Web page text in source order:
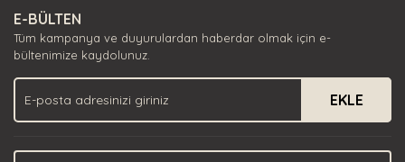
Ürün açıklamasında eksik bilgiler bulunuyor.
Ürün bilgilerinde hatalar bulunuyor.
Ürün fiyatı diğer sitelerden daha pahalı.
Bu ürüne benzer farklı alternatifler olmalı.
E-BÜLTEN
Tüm kampanya ve duyurulardan haberdar olmak için e-
bültenimize kaydolunuz.
EKLE